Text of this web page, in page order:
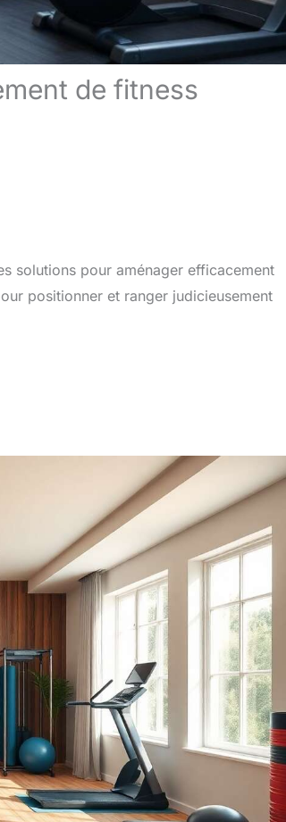
de fitness
solutions pour aménager efficacement
positionner et ranger judicieusement